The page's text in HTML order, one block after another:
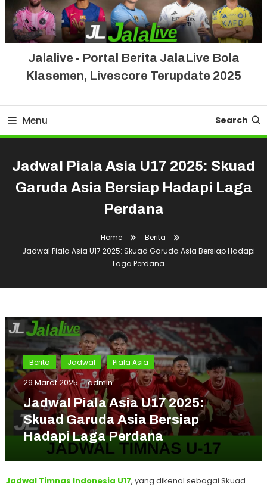
Jalalive - Portal Berita JalaLive Bola
Klasemen, Livescore Terupdate 2025
Menu Search
Jadwal Piala Asia U17 2025: Skuad
Garuda Asia Bersiap Hadapi Laga
Perdana
Home
Berita
Jadwal Piala Asia U17 2025: Skuad Garuda Asia Bersiap Hadapi
Laga Perdana
Berita Jadwal Piala Asia
29 Maret 2025 admin
Jadwal Piala Asia U17 2025:
Skuad Garuda Asia Bersiap
Hadapi Laga Perdana
Jadwal Timnas Indonesia U17, yang dikenal sebagai Skuad